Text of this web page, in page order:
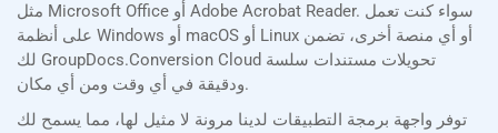
مثل Microsoft Office أو Adobe Acrobat Reader. سواء كنت تعمل
على أنظمة Windows أو macOS أو Linux أو أي منصة أخرى، تضمن
لك GroupDocs.Conversion Cloud تحويلات مستندات سلسة
ودقيقة في أي وقت ومن أي مكان.
توفر واجهة برمجة التطبيقات لدينا مرونة لا مثيل لها، مما يسمح لك